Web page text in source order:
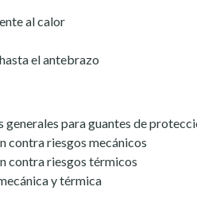
al calor
el antebrazo
generales para guantes de
contra riesgos mecánicos
contra riesgos térmicos
y térmica